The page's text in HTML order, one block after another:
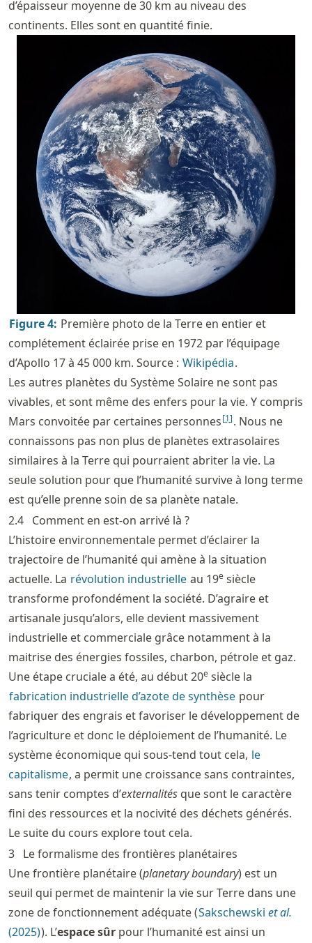
d’épaisseur moyenne de 30 km au niveau des
continents. Elles sont en quantité finie.
Figure4: Première photo de la Terre en entier et
complétement éclairée prise en 1972 par l’équipage
d’Apollo 17 à 45 000 km. Source : Wikipédia.
Les autres planètes du Système Solaire ne sont pas
vivables, et sont même des enfers pour la vie. Y compris
Mars convoitée par certaines personnes[1]. Nous ne
connaissons pas non plus de planètes extrasolaires
similaires à la Terre qui pourraient abriter la vie. La
seule solution pour que l’humanité survive à long terme
est qu’elle prenne soin de sa planète natale.
2.4 Comment en est-on arrivé là ?
L’histoire environnementale permet d’éclairer la
trajectoire de l’humanité qui amène à la situation
actuelle. La révolution industrielle au 19e siècle
transforme profondément la société. D’agraire et
artisanale jusqu’alors, elle devient massivement
industrielle et commerciale grâce notamment à la
maitrise des énergies fossiles, charbon, pétrole et gaz.
Une étape cruciale a été, au début 20e siècle la
fabrication industrielle d’azote de synthèse pour
fabriquer des engrais et favoriser le développement de
l’agriculture et donc le déploiement de l’humanité. Le
système économique qui sous-tend tout cela, le
capitalisme, a permit une croissance sans contraintes,
sans tenir comptes d’externalités que sont le caractère
fini des ressources et la nocivité des déchets générés.
Le suite du cours explore tout cela.
3 Le formalisme des frontières planétaires
Une frontière planétaire (planetary boundary) est un
seuil qui permet de maintenir la vie sur Terre dans une
zone de fonctionnement adéquate (Sakschewski et al.
(2025)). L’espace sûr pour l’humanité est ainsi un